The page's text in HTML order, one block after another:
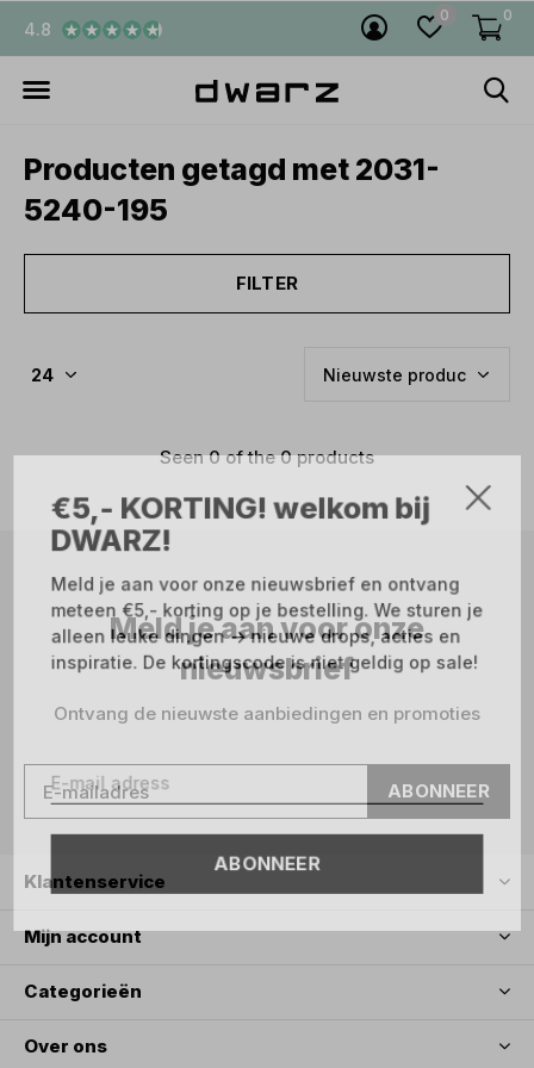
€5,- KORTING! welkom bij
DWARZ!
Meld je aan voor onze nieuwsbrief en ontvang
meteen €5,- korting op je bestelling. We sturen je
alleen leuke dingen -> nieuwe drops, acties en
inspiratie. De kortingscode is niet geldig op sale!
ABONNEER
0 0
4.8
Producten getagd met 2031-
5240-195
FILTER
Seen 0 of the 0 products
Meld je aan voor onze
nieuwsbrief
Ontvang de nieuwste aanbiedingen en promoties
ABONNEER
Klantenservice
Mijn account
Categorieën
Over ons